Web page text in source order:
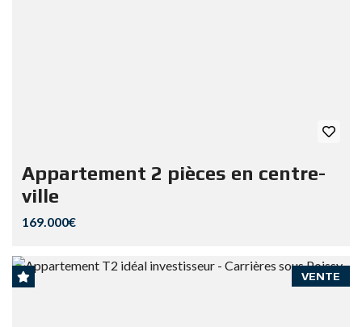
Appartement 2 pièces en centre-
ville
169.000€
VENTE